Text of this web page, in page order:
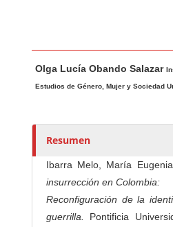
u
t
r
s
Olga Lucía Obando Salazar
Estudios de Género, Mujer y Sociedad
Resumen
Ibarra Melo, María
insurrección en Colombia:
Reconfiguración de la
guerrilla. Pontificia